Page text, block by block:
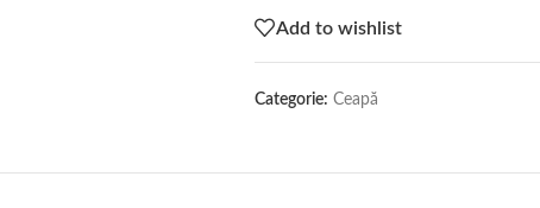
Add to wishlist
Categorie: Ceapă